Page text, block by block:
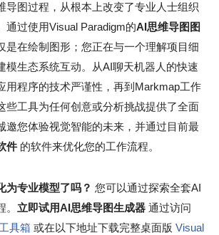
导图过程，从根本上改变了专业人士组织
通过使用Visual Paradigm的AI思维导图图
是在绘制图形；您正在与一个理解项目细
模生态系统互动。从AI聊天机器人的快速
用程序的技术严谨性，再到Markmap工作
些工具为任何创意或分析挑战提供了全面
邀您体验视觉智能的未来，并通过目前最
件的软件来优化您的工作流程。
为专业模型了吗？ 您可以通过探索全套AI
立即试用AI思维导图生成器 通过访问
具箱 或在以下地址下载完整桌面版 Visual